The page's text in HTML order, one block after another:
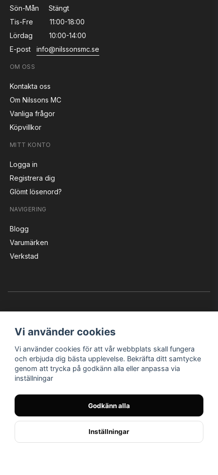
Sön-Mån
Stängt
Tis-Fre
11:00-18:00
Lördag
10:00-14:00
E-post
info@nilssonsmc.se
OM OSS
Kontakta oss
Om Nilssons MC
Vanliga frågor
Köpvillkor
MITT KONTO
Logga in
Registrera dig
Glömt lösenord?
NAVIGERING
Blogg
Varumärken
Verkstad
© Nilssons MC - Allt för dig & din MC
Instagram Facebook YouTube
Vi använder cookies
Vi använder cookies för att vår webbplats skall fungera
och erbjuda dig bästa upplevelse. Bekräfta ditt samtycke
genom att trycka på godkänn alla eller anpassa via
inställningar
Godkänn alla
Inställningar